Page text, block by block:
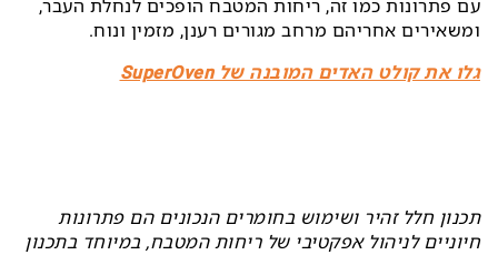
עם פתרונות כמו זה, ריחות המטבח הופכים לנחלת העבר,
ומשאירים אחריהם מרחב מגורים רענן, מזמין ונוח.
גלו את קולט האדים המובנה של SuperOven
תכנון חלל זהיר ושימוש בחומרים הנכונים הם פתרונות
חיוניים לניהול אפקטיבי של ריחות המטבח, במיוחד בתכנון